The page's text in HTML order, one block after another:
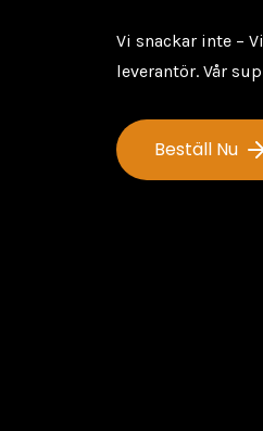
Vi snackar inte –
leverantör. Vår
Beställ Nu